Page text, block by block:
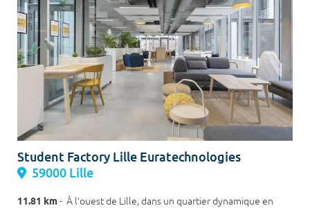
Student Factory Lille Euratechnologies
59000 Lille
11.81 km- À l’ouest de Lille, dans un quartier dynamique en